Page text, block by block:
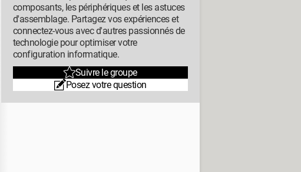
composants, les périphériques et les astuces
d'assemblage. Partagez vos expériences et
connectez-vous avec d'autres passionnés de
technologie pour optimiser votre
configuration informatique.
Suivre le groupe
Posez votre question